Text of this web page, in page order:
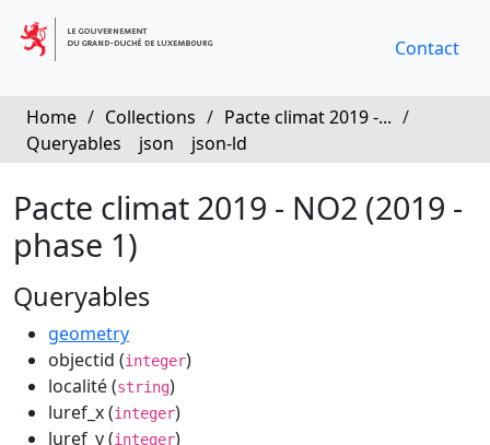
Contact
Home / Collections / Pacte climat 2019 -... /
Queryables
json json-ld
Pacte climat 2019 - NO2 (2019 -
phase 1)
Queryables
geometry
objectid (integer)
localité (string)
luref_x (integer)
luref_y (integer)